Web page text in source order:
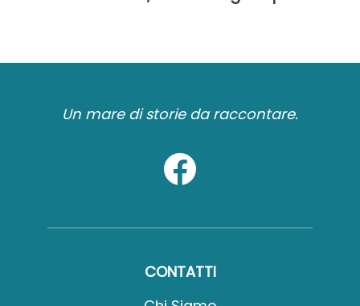
Un mare di storie da raccontare.
CONTATTI